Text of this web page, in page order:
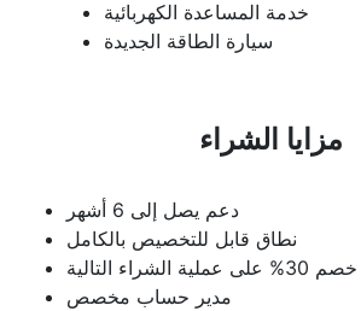
خدمة المساعدة الكهربائية
سيارة الطاقة الجديدة
مزايا الشراء
دعم يصل إلى 6 أشهر
نطاق قابل للتخصيص بالكامل
خصم 30% على عملية الشراء التالية
مدير حساب مخصص